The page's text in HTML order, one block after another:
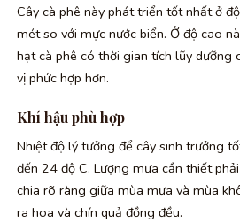
Cây cà phê này phát triển tốt nhất ở
mét so với mực nước biển. Ở độ cao
hạt cà phê có thời gian tích lũy dưỡng
vị phức hợp hơn.
Khí hậu phù hợp
Nhiệt độ lý tưởng để cây sinh trưởng
đến 24 độ C. Lượng mưa cần thiết
chia rõ ràng giữa mùa mưa và mùa
ra hoa và chín quả đồng đều.